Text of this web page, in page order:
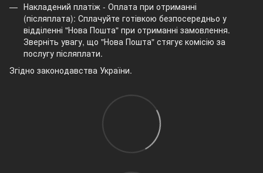
Накладений платіж - Оплата при отриманні
(післяплата): Сплачуйте готівкою безпосередньо у
відділенні "Нова Пошта" при отриманні замовлення.
Зверніть увагу, що "Нова Пошта" стягує комісію за
послугу післяплати.
Згідно законодавства України.